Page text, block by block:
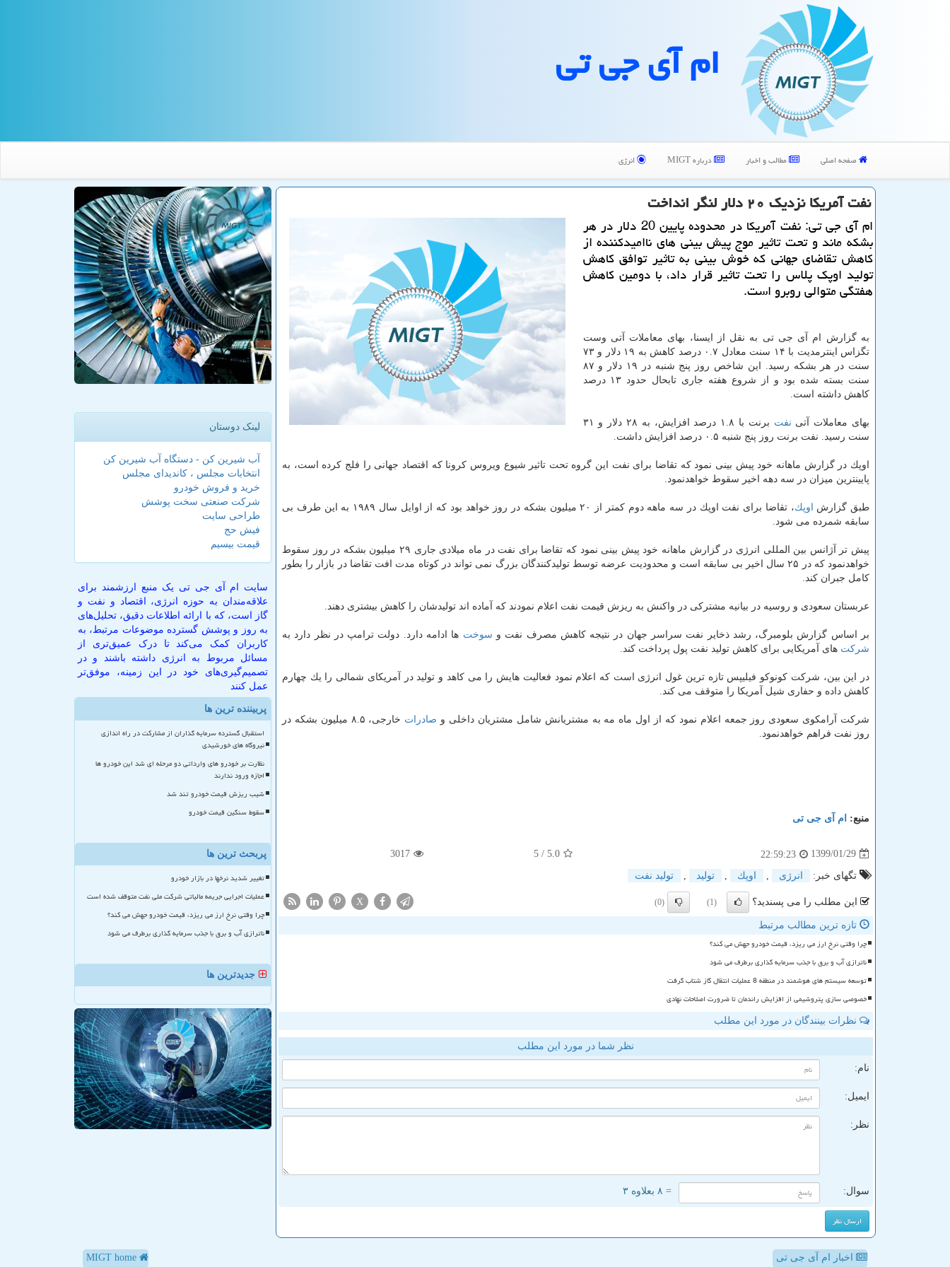
ام آی جی تی
صفحه اصلی مطالب و اخبار درباره MIGT انرژی
نفت آمریكا نزدیك ۲۰ دلار لنگر انداخت
ام آی جی تی: نفت آمریكا در محدوده پایین 20 دلار در هر
بشكه ماند و تحت تاثیر موج پیش بینی های ناامیدكننده از
كاهش تقاضای جهانی كه خوش بینی به تاثیر توافق كاهش
تولید اوپك پلاس را تحت تاثیر قرار داد، با دومین كاهش
هفتگی متوالی روبرو است.
به گزارش ام آی جی تی به نقل از ایسنا، بهای معاملات آتی وست
تگزاس اینترمدیت با ۱۴ سنت معادل ۰.۷ درصد كاهش به ۱۹ دلار و ۷۳
سنت در هر بشكه رسید. این شاخص روز پنج شنبه در ۱۹ دلار و ۸۷
سنت بسته شده بود و از شروع هفته جاری تابحال حدود ۱۳ درصد
كاهش داشته است.
بهای معاملات آتی نفت
برنت با ۱.۸ درصد افزایش، به ۲۸ دلار و ۳۱
سنت رسید. نفت برنت روز پنج شنبه ۰.۵ درصد افزایش داشت.
اوپك در گزارش ماهانه خود پیش بینی نمود كه تقاضا برای نفت این گروه تحت تاثیر شیوع ویروس كرونا كه اقتصاد جهانی را فلج كرده است، به
پایینترین میزان در سه دهه اخیر سقوط خواهدنمود.
طبق گزارش اوپك
، تقاضا برای نفت اوپك در سه ماهه دوم كمتر از ۲۰ میلیون بشكه در روز خواهد بود كه از اوایل سال ۱۹۸۹ به این طرف بی
سابقه شمرده می شود.
پیش تر آژانس بین المللی انرژی در گزارش ماهانه خود پیش بینی نمود كه تقاضا برای نفت در ماه میلادی جاری ۲۹ میلیون بشكه در روز سقوط
خواهدنمود كه در ۲۵ سال اخیر بی سابقه است و محدودیت عرضه توسط تولیدكنندگان بزرگ نمی تواند در كوتاه مدت افت تقاضا در بازار را بطور
كامل جبران كند.
عربستان سعودی و روسیه در بیانیه مشتركی در واكنش به ریزش قیمت نفت اعلام نمودند كه آماده اند تولیدشان را كاهش بیشتری دهند.
بر اساس گزارش بلومبرگ، رشد ذخایر نفت سراسر جهان در نتیجه كاهش مصرف نفت و سوخت ها ادامه دارد. دولت ترامپ در نظر دارد به
شركت های آمریكایی برای كاهش تولید نفت پول پرداخت كند.
در این بین، شركت كونوكو فیلیپس تازه ترین غول انرژی است كه اعلام نمود فعالیت هایش را می كاهد و تولید در آمریكای شمالی را یك چهارم
كاهش داده و حفاری شیل آمریكا را متوقف می كند.
شركت آرامكوی سعودی روز جمعه اعلام نمود كه از اول ماه مه به مشتریانش شامل مشتریان داخلی و صادرات
خارجی، ۸.۵ میلیون بشكه در
روز نفت فراهم خواهدنمود.
منبع: ام آی جی تی
1399/01/29
22:59:23
5.0
/ 5
3017
تگهای خبر: انرژی اوپك تولید تولید نفت
این مطلب را می پسندید؟ (1)
(0)
X
تازه ترین مطالب مرتبط
چرا وقتی نرخ ارز می ریزد، قیمت خودرو جهش می کند؟
ناترازی آب و برق با جذب سرمایه گذاری برطرف می شود
توسعه سیستم های هوشمند در منطقه 8 عملیات انتقال گاز شتاب گرفت
خصوصی سازی پتروشیمی از افزایش راندمان تا ضرورت اصلاحات نهادی
نظرات بینندگان در مورد این مطلب
نظر شما در مورد این مطلب
نام:
ایمیل:
نظر:
سوال: = ۸ بعلاوه ۳
لینک دوستان
آب شیرین کن - دستگاه آب شیرین کن
انتخابات مجلس ، کاندیدای مجلس
خرید و فروش خودرو
شرکت صنعتی سخت پوشش
طراحی سایت
فیش حج
قیمت بیسیم
سایت ام آی جی تی یک منبع ارزشمند برای
علاقه‌مندان به حوزه انرژی، اقتصاد و نفت و
گاز است، که با ارائه اطلاعات دقیق، تحلیل‌های
به روز و پوشش گسترده موضوعات مرتبط، به
کاربران کمک می‌کند تا درک عمیق‌تری از
مسائل مربوط به انرژی داشته باشند و در
تصمیم‌گیری‌های خود در این زمینه، موفق‌تر
عمل کنند
پربیننده ترین ها
استقبال گسترده سرمایه گذاران از مشارکت در راه اندازی
نیروگاه های خورشیدی
نظارت بر خودرو های وارداتی دو مرحله ای شد این خودرو ها
اجازه ورود ندارند
شیب ریزش قیمت خودرو تند شد
سقوط سنگین قیمت خودرو
پربحث ترین ها
تغییر شدید نرخها در بازار خودرو
عملیات اجرایی جریمه مالیاتی شرکت ملی نفت متوقف شده است
چرا وقتی نرخ ارز می ریزد، قیمت خودرو جهش می کند؟
ناترازی آب و برق با جذب سرمایه گذاری برطرف می شود
جدیدترین ها
اخبار ام آی جی تی